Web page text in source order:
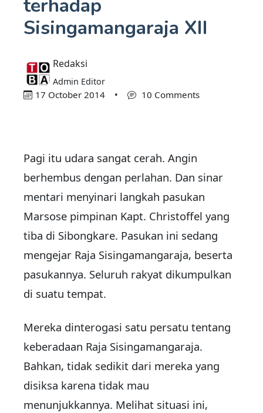
terhadap
Sisingamangaraja XII
Redaksi
Admin Editor
17 October 2014 • 10 Comments
Pagi itu udara sangat cerah. Angin
berhembus dengan perlahan. Dan sinar
mentari menyinari langkah pasukan
Marsose pimpinan Kapt. Christoffel yang
tiba di Sibongkare. Pasukan ini sedang
mengejar Raja Sisingamangaraja, beserta
pasukannya. Seluruh rakyat dikumpulkan
di suatu tempat.
Mereka dinterogasi satu persatu tentang
keberadaan Raja Sisingamangaraja.
Bahkan, tidak sedikit dari mereka yang
disiksa karena tidak mau
menunjukkannya. Melihat situasi ini,